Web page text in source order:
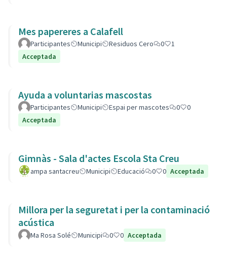
Mes papereres a Calafell
Participantes Municipi Residuos Cero 0
1
Acceptada
Ayuda a voluntarias mascostas
Participantes Municipi Espai per mascotes 0
0
Acceptada
Gimnàs - Sala d'actes Escola Sta Creu
ampa santacreu Municipi Educació 0 0 Acceptada
Millora per la seguretat i per la contaminació
acústica
Ma Rosa Solé Municipi 0 0 Acceptada